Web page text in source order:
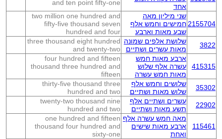
אחד
and ten point fifty-one
2155704
שני מיליון מאה
חמישים וחמש אלף
שבע מאות וארבע
two million one hundred and
fifty-five thousand seven
hundred and four
3822
שלושת אלפים שמונה
מאות עשרים ושתיים
three thousand eight hundred
and twenty-two
415315
ארבע מאות חמש
עשרה אלף שלוש
מאות חמש עשרה
four hundred and fifteen
thousand three hundred and
fifteen
35302
שלושים וחמש אלף
שלוש מאות ושתיים
thirty-five thousand three
hundred and two
22902
עשרים ושתיים אלף
תשע מאות ושתיים
twenty-two thousand nine
hundred and two
115461
מאה חמש עשרה אלף
ארבע מאות שישים
ואחת
one hundred and fifteen
thousand four hundred and
sixty-one